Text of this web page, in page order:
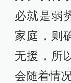
必就是弱
家庭，则
无援，所
会随着情